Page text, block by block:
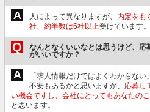
A 人によって異なりますが、 内定をも
社、約半数は6社以上受けています。
Q
なんとなくいいなとは思うけど、
がいいですか？
A
「求人情報だけではよくわからな
不安もあるかと思いますが、 応募し
い機会ですし、会社にとってもあなたの
と思います。